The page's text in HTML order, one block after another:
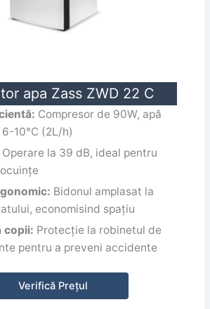
apa Zass ZWD 22 C
Compresor de 90W, apă
10°C (2L/h)
Operare la 39 dB, ideal pentru
Bidonul amplasat la
economisind spațiu
copii: Protecție la robinetul de
pentru a preveni accidente
Verifică Prețul